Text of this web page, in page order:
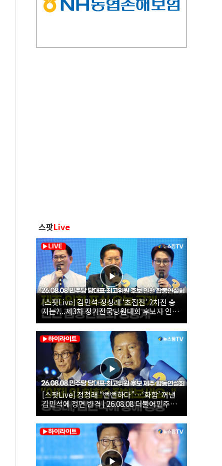
스팟Live
[스팟Live] 김민석·정청래 ‘초접전’ 2차전 승
자는?...제3차 정기전국당원대회 후보자 인천
합동연설회 생중계 | 26.08.08
[스팟Live] 정청래 “뻔뻔하다”…‘화합’ 꺼낸
김민석에 정면 반격 | 26.08.08 더불어민주당
당대표·최고위원 후보 제주 합동연설회